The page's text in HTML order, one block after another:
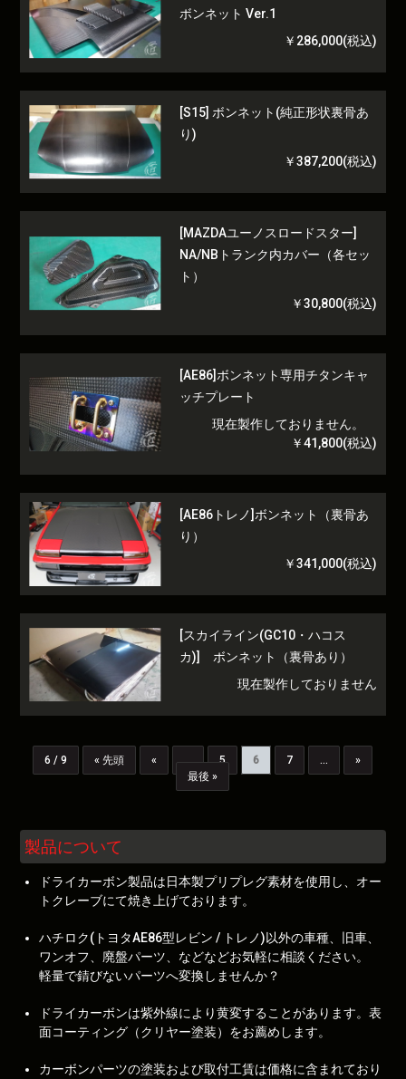
ボンネット Ver.1
￥286,000(税込)
[S15] ボンネット(純正形状裏骨あ
り)
￥387,200(税込)
[MAZDAユーノスロードスター]
NA/NBトランク内カバー（各セッ
ト）
￥30,800(税込)
[AE86]ボンネット専用チタンキャ
ッチプレート
現在製作しておりません。
￥41,800(税込)
[AE86トレノ]ボンネット（裏骨あ
り）
￥341,000(税込)
[スカイライン(GC10・ハコス
カ)] ボンネット（裏骨あり）
現在製作しておりません
6 / 9 « 先頭 « ... 5 6 7 ...
»
最後 »
製品について
ドライカーボン製品は日本製プリプレグ素材を使用し、オー
トクレーブにて焼き上げております。
ハチロク(トヨタAE86型レビン / トレノ)以外の車種、旧車、
ワンオフ、廃盤パーツ、などなどお気軽に相談ください。
軽量で錆びないパーツへ変換しませんか？
ドライカーボンは紫外線により黄変することがあります。表
面コーティング（クリヤー塗装）をお薦めします。
カーボンパーツの塗装および取付工賃は価格に含まれており